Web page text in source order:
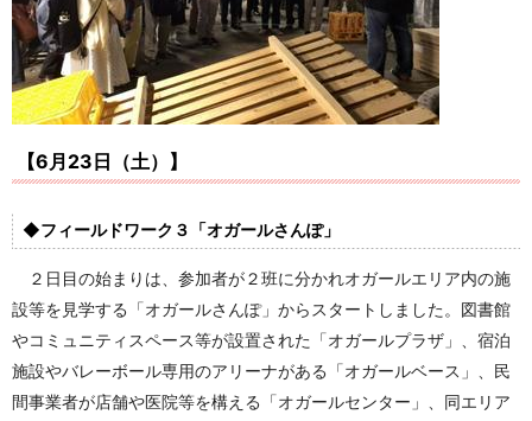
【6月 23 日（土）】
◆フィールドワーク３「オガールさんぽ」
２日目の始まりは、参加者が２班に分かれオガールエリア内の施
設等を見学する「オガールさんぽ」からスタートしました。図書館
やコミュニティスペース等が設置された「オガールプラザ」、宿泊
施設やバレーボール専用のアリーナがある「オガールベース」、民
間事業者が店舗や医院等を構える「オガールセンター」、同エリア